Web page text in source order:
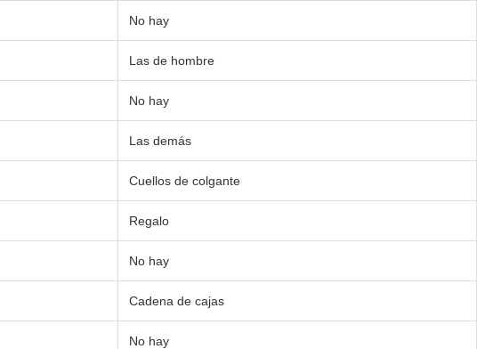
No hay
Las de hombre
No hay
Las demás
Cuellos de colgante
Regalo
No hay
Cadena de cajas
No hay